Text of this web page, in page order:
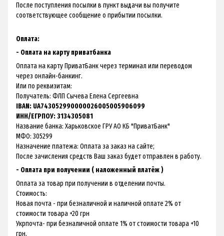
После поступления посылки в пункт выдачи вы получите
соответствующее сообщение о прибытии посылки.
Оплата:
- Оплата на карту приватбанка
Оплата на карту ПриватБанк через терминал или переводом
через онлайн-банкинг.
Или по реквизитам:
Получатель: ФЛП Сычева Елена Сергеевна
IBAN: UA743052990000026005005906099
ИНН/ЕГРПОУ: 3134305081
Название банка: Харьковское ГРУ АО КБ "ПриватБанк"
МФО: 305299
Назначение платежа: Оплата за заказ на сайте;
После зачисления средств Ваш заказ будет отправлен в работу.
- Оплата при получении ( наложенный платёж )
Оплата за товар при получении в отделении почты.
Стоимость:
Новая почта - при безналичной и наличной оплате 2% от
стоимости товара +20 грн
Укрпочта- при безналичной оплате 1% от стоимости товара +10
грн,